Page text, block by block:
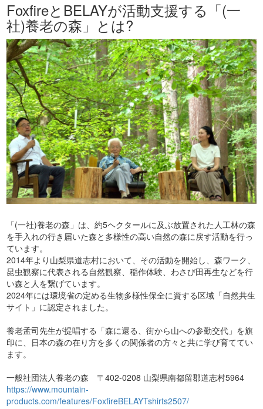
FoxfireとBELAYが活動支援する「(一
社)養老の森」とは?
「(一社)養老の森」は、約5ヘクタールに及ぶ放置された人工林の森
を手入れの行き届いた森と多様性の高い自然の森に戻す活動を行っ
ています。
2014年より山梨県道志村において、その活動を開始し、森ワーク、
昆虫観察に代表される自然観察、稲作体験、わさび田再生などを行
い森と人を繋げています。
2024年には環境省の定める生物多様性保全に資する区域「自然共生
サイト」に認定されました。
養老孟司先生が提唱する「森に還る、街から山への参勤交代」を旗
印に、日本の森の在り方を多くの関係者の方々と共に学び育ててい
ます。
一般社団法人養老の森 〒402-0208 山梨県南都留郡道志村5964
https://www.mountain-
products.com/features/FoxfireBELAYTshirts2507/